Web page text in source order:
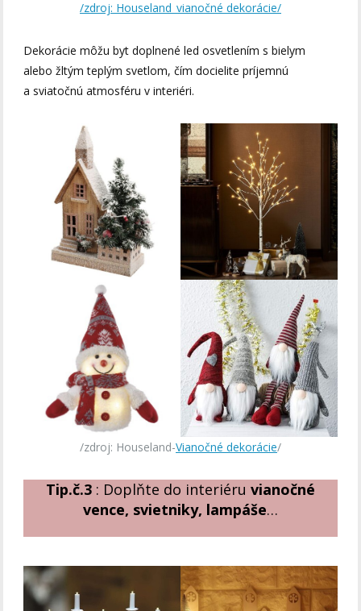
/zdroj: Houseland_vianočné dekorácie/
Dekorácie môžu byt doplnené led osvetlením s bielym
alebo žltým teplým svetlom, čím docielite príjemnú
a sviatočnú atmosféru v interiéri.
/zdroj: Houseland-Vianočné dekorácie/
Tip.č.3 : Doplňte do interiéru vianočné
vence, svietniky, lampáše…